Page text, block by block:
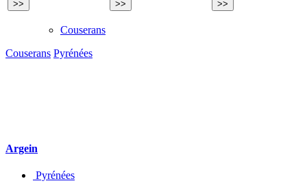
Couserans
Couserans Pyrénées
Argein
Pyrénées